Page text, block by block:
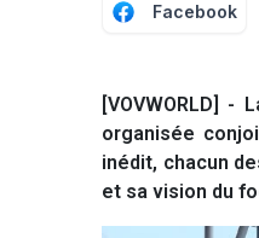
Facebook
[VOVWORLD]
organisée
inédit, chacun
et sa vision du